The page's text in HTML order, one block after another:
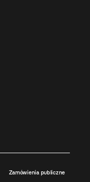
Zamówienia publiczne